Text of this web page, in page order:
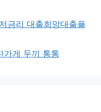
금리 대출희망대출플
가게 두끼 통통